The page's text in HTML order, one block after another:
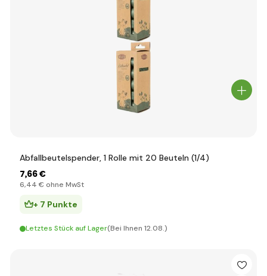
Abfallbeutelspender, 1 Rolle mit 20 Beuteln (1/4)
7,66 €
6,44 € ohne MwSt
+ 7 Punkte
Letztes Stück auf Lager(Bei Ihnen 12.08.)